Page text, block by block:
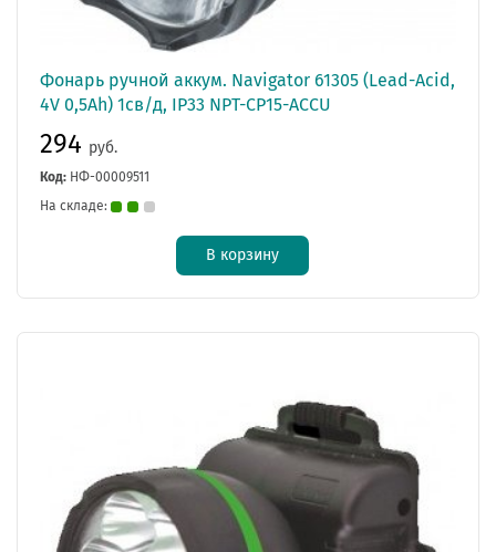
Фонарь ручной аккум. Navigator 61305 (Lead-Acid,
4V 0,5Ah) 1св/д, IP33 NPT-CP15-ACCU
294 руб.
Код: НФ-00009511
На складе:
В корзину